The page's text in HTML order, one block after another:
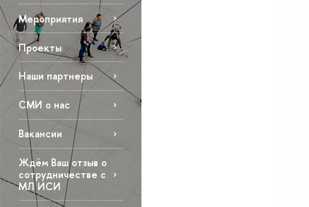
Мероприятия
Проекты
Наши партнеры
СМИ о нас
Вакансии
Ждём Ваш отзыв о
сотрудничестве с
МЛ ИСИ